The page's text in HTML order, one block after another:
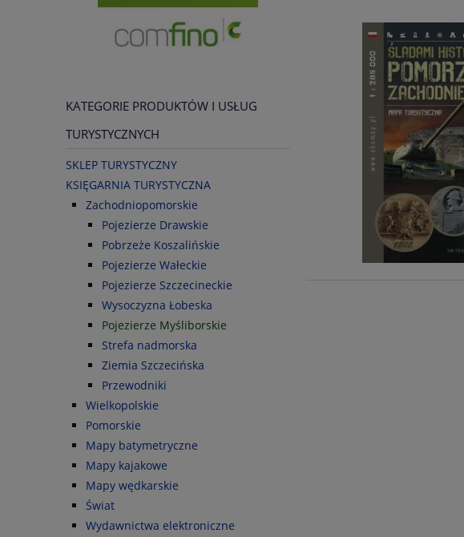
KATEGORIE PRODUKTÓW I USŁUG
TURYSTYCZNYCH
SKLEP TURYSTYCZNY
KSIĘGARNIA TURYSTYCZNA
Zachodniopomorskie
Pojezierze Drawskie
Pobrzeże Koszalińskie
Pojezierze Wałeckie
Pojezierze Szczecineckie
Wysoczyzna Łobeska
Pojezierze Myśliborskie
Strefa nadmorska
Ziemia Szczecińska
Przewodniki
Wielkopolskie
Pomorskie
Mapy batymetryczne
Mapy kajakowe
Mapy wędkarskie
Świat
Wydawnictwa elektroniczne